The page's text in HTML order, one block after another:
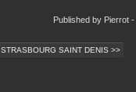
Published by Pierrot -
STRASBOURG SAINT DENIS >>